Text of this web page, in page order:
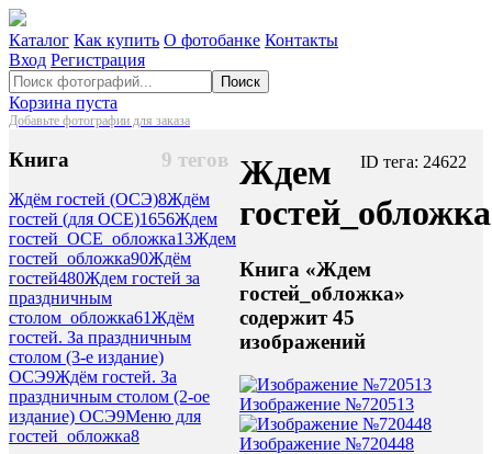
Каталог Как купить О фотобанке Контакты
Вход Регистрация
Поиск
Корзина пуста
Добавьте фотографии для заказа
9 тегов
Книга
Ждём гостей (ОСЭ)8Ждём
гостей (для ОСЕ)1656Ждем
гостей_ОСЕ_обложка13Ждем
гостей_обложка90Ждём
гостей480Ждем гостей за
праздничным
столом_обложка61Ждём
гостей. За праздничным
столом (3-е издание)
ОСЭ9Ждём гостей. За
праздничным столом (2-ое
издание) ОСЭ9Меню для
гостей_обложка8
ID тега: 24622
Ждем
гостей_обложка
Книга «Ждем
гостей_обложка»
содержит 45
изображений
Изображение №720513
Изображение №720448